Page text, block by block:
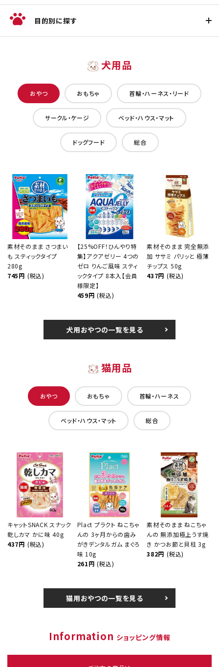
目的別に探す
犬用品
おやつ おもちゃ 首輪・ハーネス・リード
サークル・ケージ ベッド・ハウス・マット
ドッグフード 総合
素材そのまま さつまい
も スティックタイプ
280g
745円 (税込)
【25%OFF！ひんやり特
集】アクアゼリー 4つの
ゼロ りんご風味 スティ
ックタイプ 8本入【会員
様限定】
459円 (税込)
素材そのまま 完全無添
加 ササミ パリッと 極薄
チップス 50g
437円 (税込)
犬用おやつの一覧を見る
猫用品
おやつ おもちゃ 首輪・ハーネス
ベッド・ハウス・マット 総合
キャットSNACK スナック
乾しカマ かに味 40g
437円 (税込)
Plact プラクト ねこちゃ
んの 3ヶ月からの歯み
がきデンタルガム まぐろ
味 10g
261円 (税込)
素材そのまま ねこちゃ
んの 無添加極上うす焼
き かつお節と貝柱 3g
382円 (税込)
猫用おやつの一覧を見る
Information ショッピング情報